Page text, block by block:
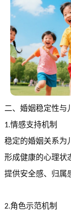
二、婚姻稳定性与
1.情感支持机制
稳定的婚姻关系为
形成健康的心理状
提供安全感、归属
2.角色示范机制